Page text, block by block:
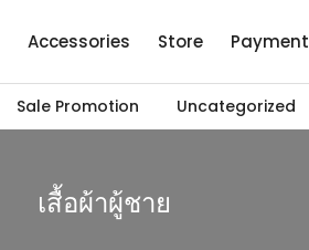
Accessories Store Payment
Sale Promotion Uncategorized
เสื้อผ้าผู้ชาย